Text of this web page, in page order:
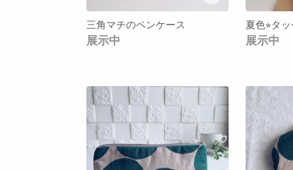
三角マチのペンケース
展示中 展示中